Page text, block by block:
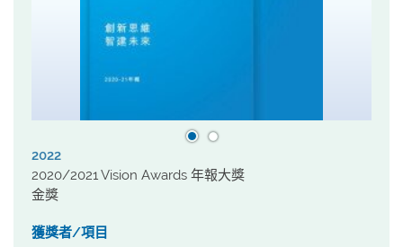
2022
2020/2021 Vision Awards 年報大獎
金獎
獲獎者/項目